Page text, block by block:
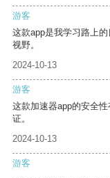
游客
这款app是我学习路上
视野。
2024-10-13
游客
这款加速器app的安全
证。
2024-10-13
游客